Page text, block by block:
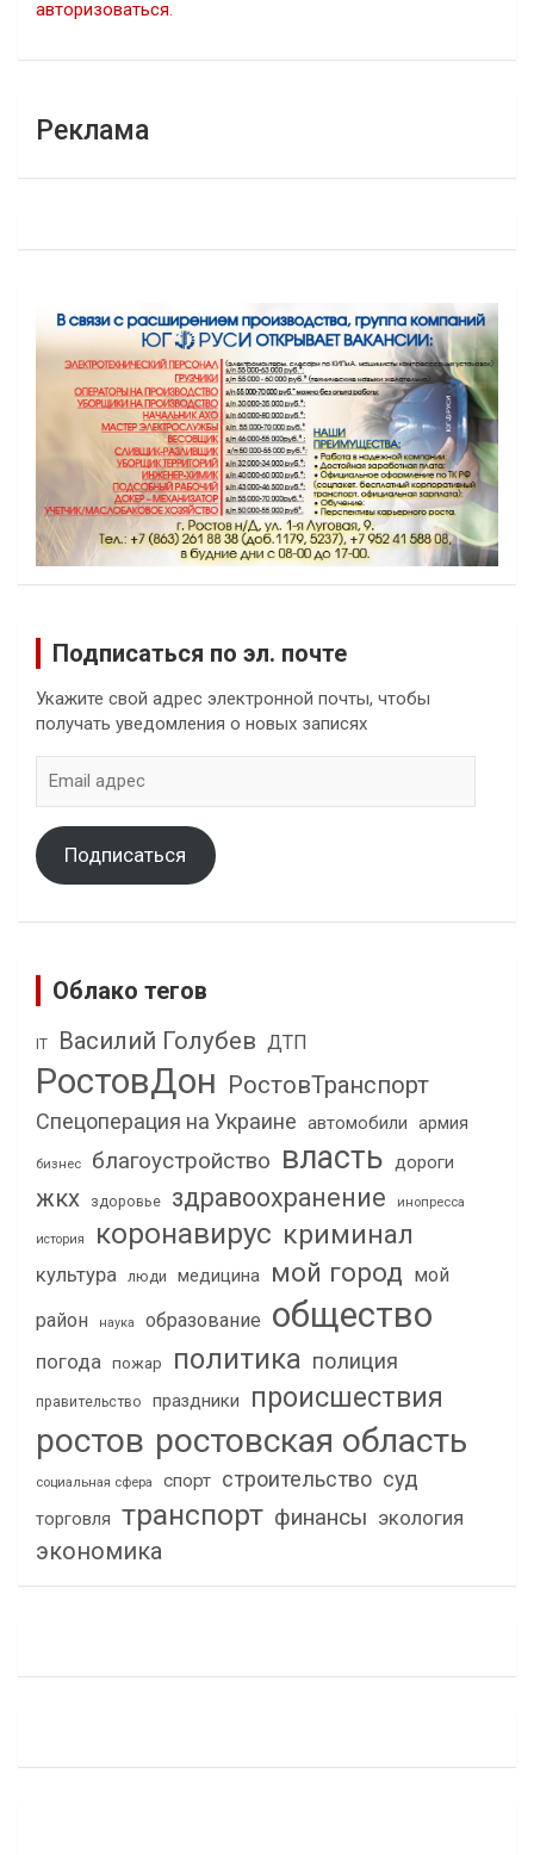
авторизоваться
Реклама
Подписаться по эл. почте
Укажите свой адрес электронной почты, чтобы
получать уведомления о новых записях
адрес
Подписаться
Облако тегов
IT Василий Голубев ДТП
РостовДон РостовТранспорт
Спецоперация на Украине автомобили армия
бизнес благоустройство власть дороги
жкх здоровье здравоохранение инопресса
история коронавирус криминал
культура люди медицина мой город мой
район
наука образование общество
погода пожар политика полиция
правительство праздники происшествия
ростов ростовская область
социальная сфера спорт строительство суд
торговля транспорт финансы экология
экономика